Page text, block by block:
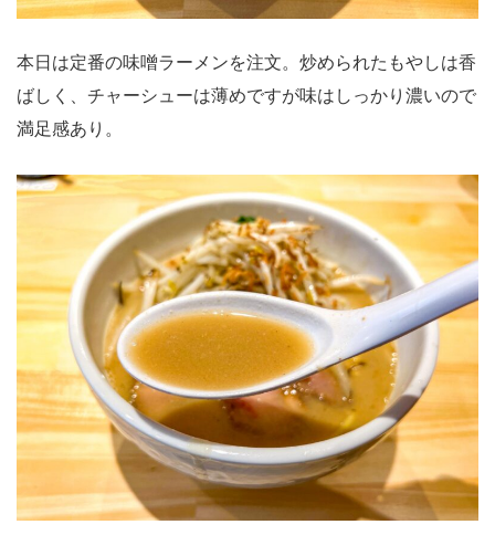
本日は定番の味噌ラーメンを注文。炒められたもやしは香
ばしく、チャーシューは薄めですが味はしっかり濃いので
満足感あり。